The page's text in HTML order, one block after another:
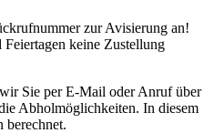
zur Avisierung an!
Feiertagen keine Zustellung
Sie per E-Mail oder Anruf über
Abholmöglichkeiten. In diesem
berechnet.